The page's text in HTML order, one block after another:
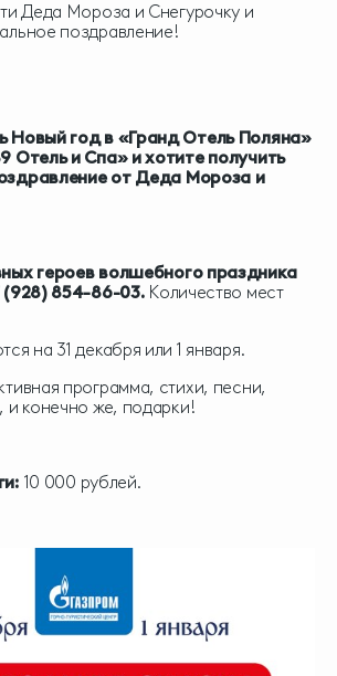
Деда Мороза и Снегурочку и
поздравление!
Новый год в «Гранд Отель Поляна»
Отель и Спа» и хотите получить
от Деда Мороза и
героев волшебного праздника
(928) 854-86-03.Количество мест
на 31 декабря или 1 января.
программа, стихи, песни,
и конечно же, подарки!
10 000 рублей.